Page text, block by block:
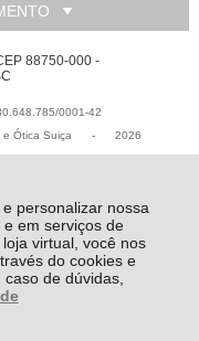
personalizar nossa
em serviços de
virtual, você nos
do cookies e
de dúvidas,
88750-000 -
0001-42
e Ótica Suiça - 2026